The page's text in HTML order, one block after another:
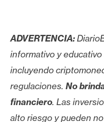
ADVERTENCIA:
informativo y
incluyendo
regulaciones. No
financiero. Las
alto riesgo y pueden